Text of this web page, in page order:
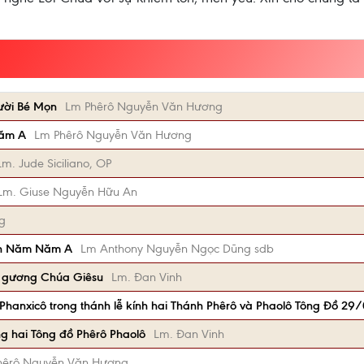
Bé Mọn
Lm Phêrô Nguyễn Văn Hương
A
Lm Phêrô Nguyễn Văn Hương
Jude Siciliano, OP
Giuse Nguyễn Hữu An
Năm Năm A
Lm Anthony Nguyễn Ngọc Dũng sdb
Chúa Giêsu
Lm. Đan Vinh
trong thánh lễ kính hai Thánh Phêrô và Phaolô Tông Đồ
hai Tông đồ Phêrô Phaolô
Lm. Đan Vinh